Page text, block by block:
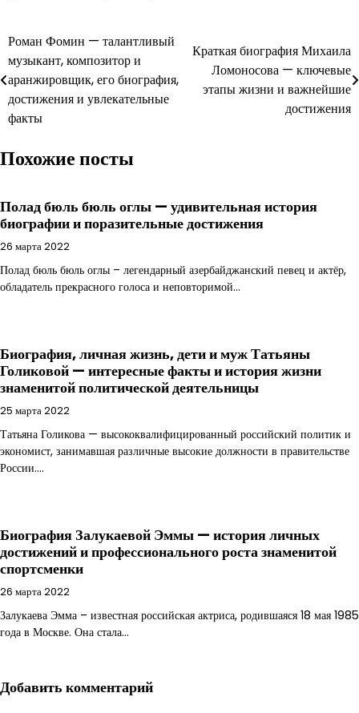
Навигация
по
записям
Роман Фомин — талантливый
музыкант, композитор и
аранжировщик, его биография,
достижения и увлекательные
факты
Краткая биография Михаила
Ломоносова — ключевые
этапы жизни и важнейшие
достижения
Похожие посты
Полад бюль бюль оглы — удивительная история
биографии и поразительные достижения
26 марта 2022
Полад бюль бюль оглы – легендарный азербайджанский певец и актёр,
обладатель прекрасного голоса и неповторимой…
Биография, личная жизнь, дети и муж Татьяны
Голиковой — интересные факты и история жизни
знаменитой политической деятельницы
25 марта 2022
Татьяна Голикова — высококвалифицированный российский политик и
экономист, занимавшая различные высокие должности в правительстве
России.…
Биография Залукаевой Эммы — история личных
достижений и профессионального роста знаменитой
спортсменки
26 марта 2022
Залукаева Эмма – известная российская актриса, родившаяся 18 мая 1985
года в Москве. Она стала…
Добавить комментарий